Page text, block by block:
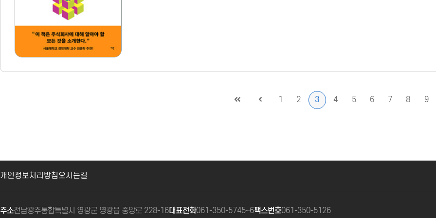
1 2 3 4 5 6 7 8 9
개인정보처리방침오시는길
주소전남광주통합특별시 영광군 영광읍 중앙로 228-16대표전화061-350-5745~6팩스번호061-350-5126